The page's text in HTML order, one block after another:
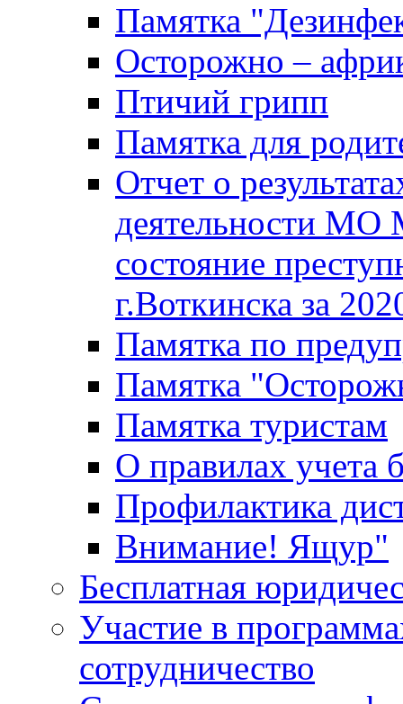
Памятка
Осторожно –
Птичий грипп
Памятка для
Отчет о
деятельности МО
состояние
г.Воткинска за
Памятка по
Памятка
Памятка туристам
О правилах учета
Профилактика
Внимание! Ящур"
Бесплатная
Участие в
сотрудничество